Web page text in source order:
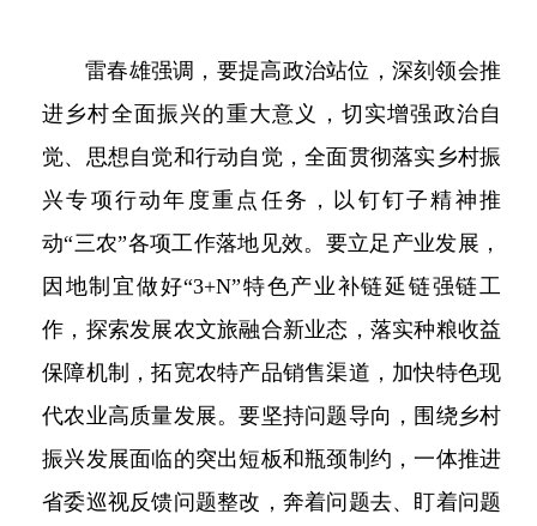
雷春雄强调，要提高政治站位，深刻领会推
进乡村全面振兴的重大意义，切实增强政治自
觉、思想自觉和行动自觉，全面贯彻落实乡村振
兴专项行动年度重点任务，以钉钉子精神推
动“三农”各项工作落地见效。要立足产业发展，
因地制宜做好“3+N”特色产业补链延链强链工
作，探索发展农文旅融合新业态，落实种粮收益
保障机制，拓宽农特产品销售渠道，加快特色现
代农业高质量发展。要坚持问题导向，围绕乡村
振兴发展面临的突出短板和瓶颈制约，一体推进
省委巡视反馈问题整改，奔着问题去、盯着问题